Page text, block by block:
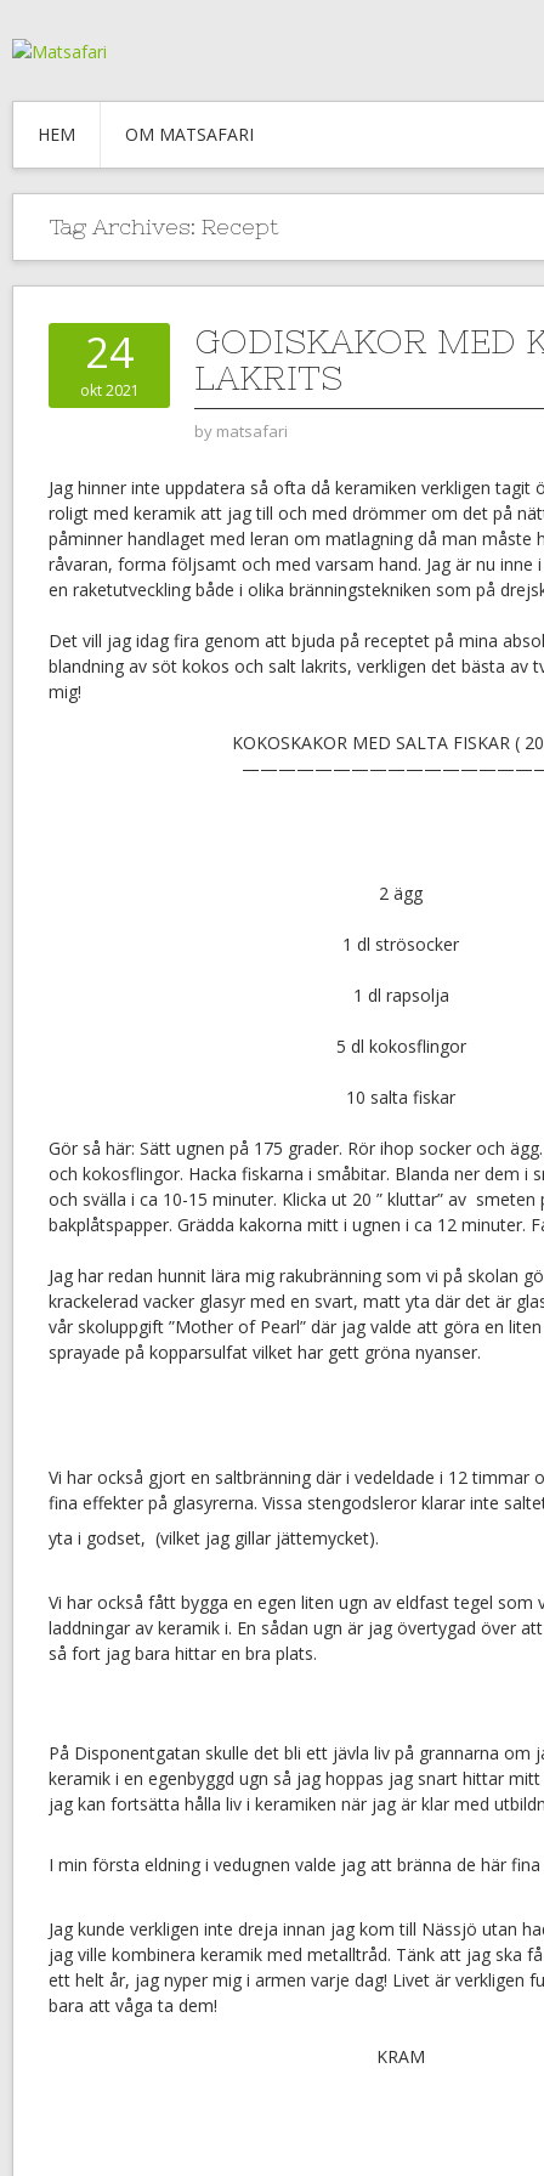
HEM OM MATSAFARI
Tag Archives: Recept
24
okt 2021
GODISKAKOR MED
LAKRITS
by matsafari
Jag hinner inte uppdatera så ofta då keramiken verkligen tagit
roligt med keramik att jag till och med drömmer om det på
påminner handlaget med leran om matlagning då man måste
råvaran, forma följsamt och med varsam hand. Jag är nu
en raketutveckling både i olika bränningstekniken som på
Det vill jag idag fira genom att bjuda på receptet på mina
blandning av söt kokos och salt lakrits, verkligen det bästa av
mig!
KOKOSKAKOR MED SALTA FISKAR (
2 ägg
1 dl strösocker
1 dl rapsolja
5 dl kokosflingor
10 salta fiskar
Gör så här: Sätt ugnen på 175 grader. Rör ihop socker och
och kokosflingor. Hacka fiskarna i småbitar. Blanda ner dem i
och svälla i ca 10-15 minuter. Klicka ut 20 ” kluttar” av smeten
bakplåtspapper. Grädda kakorna mitt i ugnen i ca 12 minuter.
Jag har redan hunnit lära mig rakubränning som vi på skolan
krackelerad vacker glasyr med en svart, matt yta där det är
vår skoluppgift ”Mother of Pearl” där jag valde att göra en
sprayade på kopparsulfat vilket har gett gröna nyanser.
Vi har också gjort en saltbränning där i vedeldade i 12 timmar
fina effekter på glasyrerna. Vissa stengodsleror klarar inte
yta i godset, (vilket jag gillar jättemycket).
Vi har också fått bygga en egen liten ugn av eldfast tegel som
laddningar av keramik i. En sådan ugn är jag övertygad över
så fort jag bara hittar en bra plats.
På Disponentgatan skulle det bli ett jävla liv på grannarna om
keramik i en egenbyggd ugn så jag hoppas jag snart hittar
jag kan fortsätta hålla liv i keramiken när jag är klar med
I min första eldning i vedugnen valde jag att bränna de här
Jag kunde verkligen inte dreja innan jag kom till Nässjö utan
jag ville kombinera keramik med metalltråd. Tänk att jag ska
ett helt år, jag nyper mig i armen varje dag! Livet är verkligen
bara att våga ta dem!
KRAM